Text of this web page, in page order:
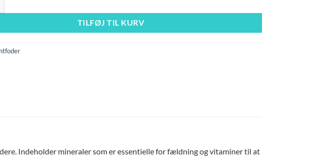
TILFØJ TIL KURV
Indeholder mineraler som er essentielle for fældning og vitaminer til at